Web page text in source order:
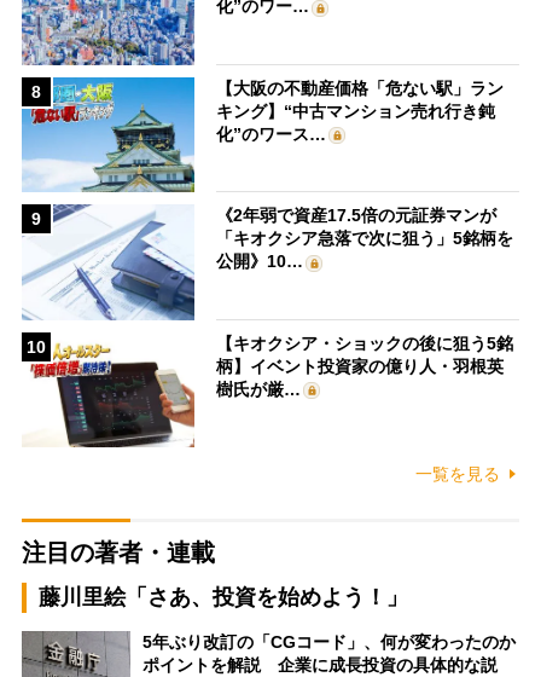
化”のワー…
8
【大阪の不動産価格「危ない駅」ラン
キング】“中古マンション売れ行き鈍
化”のワース…
9
《2年弱で資産17.5倍の元証券マンが
「キオクシア急落で次に狙う」5銘柄を
公開》10…
10
【キオクシア・ショックの後に狙う5銘
柄】イベント投資家の億り人・羽根英
樹氏が厳…
一覧を見る
注目の著者・連載
藤川里絵「さあ、投資を始めよう！」
5年ぶり改訂の「CGコード」、何が変わったのか
ポイントを解説 企業に成長投資の具体的な説